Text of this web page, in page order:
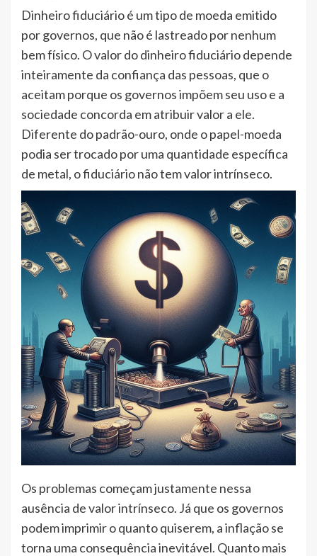
Dinheiro fiduciário é um tipo de moeda emitido
por governos, que não é lastreado por nenhum
bem físico. O valor do dinheiro fiduciário depende
inteiramente da confiança das pessoas, que o
aceitam porque os governos impõem seu uso e a
sociedade concorda em atribuir valor a ele.
Diferente do padrão-ouro, onde o papel-moeda
podia ser trocado por uma quantidade específica
de metal, o fiduciário não tem valor intrínseco.
Os problemas começam justamente nessa
ausência de valor intrínseco. Já que os governos
podem imprimir o quanto quiserem, a inflação se
torna uma consequência inevitável. Quanto mais